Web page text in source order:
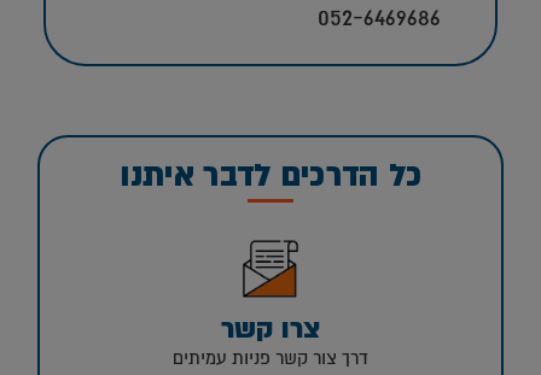
052-6469686
כל הדרכים לדבר איתנו
צרו קשר
דרך צור קשר פניות עמיתים